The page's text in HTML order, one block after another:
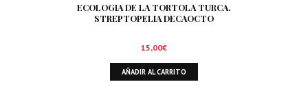
ECOLOGIA DE LA TORTOLA TURCA.
STREPTOPELIA DECAOCTO
15,00€
AÑADIR AL CARRITO